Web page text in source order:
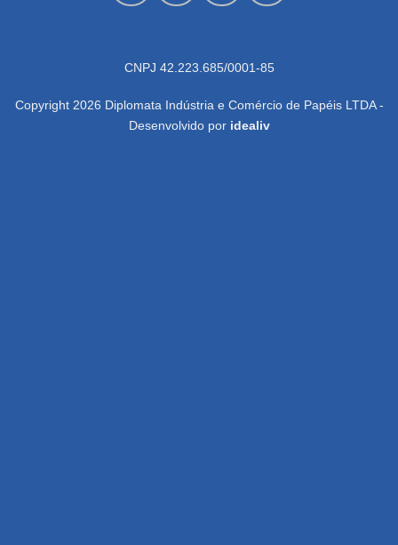
CNPJ 42.223.685/0001-85
Copyright 2026 Diplomata Indústria e Comércio de Papéis LTDA -
Desenvolvido por idealiv